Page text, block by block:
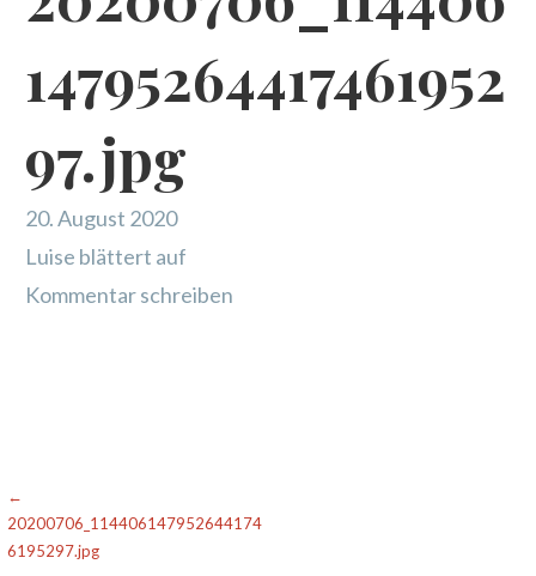
14795264417461952
97.jpg
20. August 2020
Luise blättert auf
Kommentar schreiben
Beitragsnavigation
←
20200706_114406147952644174
6195297.jpg